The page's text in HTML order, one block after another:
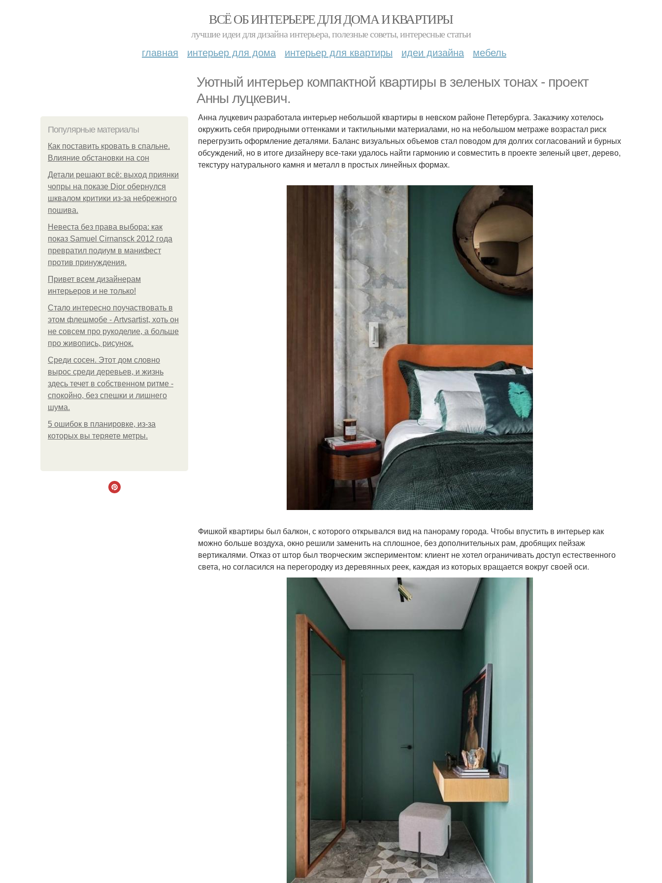
ВСЁ ОБ ИНТЕРЬЕРЕ ДЛЯ ДОМА И КВАРТИРЫ
лучшие идеи для дизайна интерьера, полезные советы, интересные статьи
главная интерьер для дома интерьер для квартиры идеи дизайна мебель
Уютный интерьер компактной квартиры в зеленых тонах - проект
Анны луцкевич.
Популярные материалы
Как поставить кровать в спальне.
Влияние обстановки на сон
Детали решают всё: выход приянки
чопры на показе Dior обернулся
шквалом критики из-за небрежного
пошива.
Невеста без права выбора: как
показ Samuel Cirnansck 2012 года
превратил подиум в манифест
против принуждения.
Привет всем дизайнерам
интерьеров и не только!
Стало интересно поучаствовать в
этом флешмобе - Artvsartist, хоть он
не совсем про рукоделие, а больше
про живопись, рисунок.
Среди сосен. Этот дом словно
вырос среди деревьев, и жизнь
здесь течет в собственном ритме -
спокойно, без спешки и лишнего
шума.
5 ошибок в планировке, из-за
которых вы теряете метры.
Анна луцкевич разработала интерьер небольшой квартиры в невском районе Петербурга. Заказчику хотелось
окружить себя природными оттенками и тактильными материалами, но на небольшом метраже возрастал риск
перегрузить оформление деталями. Баланс визуальных объемов стал поводом для долгих согласований и бурных
обсуждений, но в итоге дизайнеру все-таки удалось найти гармонию и совместить в проекте зеленый цвет, дерево,
текстуру натурального камня и металл в простых линейных формах.
Фишкой квартиры был балкон, с которого открывался вид на панораму города. Чтобы впустить в интерьер как
можно больше воздуха, окно решили заменить на сплошное, без дополнительных рам, дробящих пейзаж
вертикалями. Отказ от штор был творческим экспериментом: клиент не хотел ограничивать доступ естественного
света, но согласился на перегородку из деревянных реек, каждая из которых вращается вокруг своей оси.